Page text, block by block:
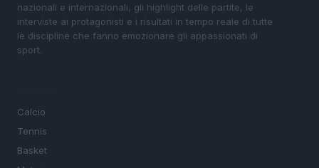
nazionali e internazionali, gli highlight delle partite, le
interviste ai protagonisti e i risultati in tempo reale di tutte
le discipline che fanno emozionare gli appassionati di
sport.
Calcio
Tennis
Basket